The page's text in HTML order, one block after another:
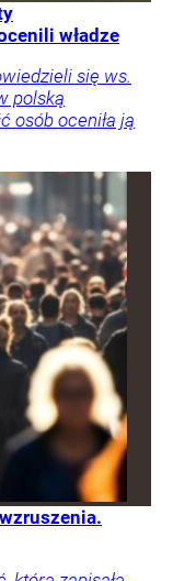
władze
się ws.
polską
osób oceniła ją